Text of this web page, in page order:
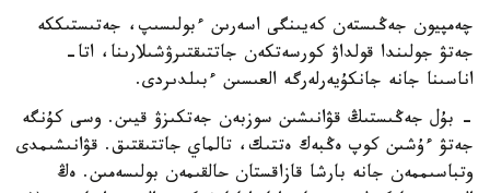
چەمپيون جەڭىستەن كەيىنگى اسەرىن ءبولىسىپ، جەتىستىككە
جەتۋ جولىندا قولداۋ كورسەتكەن جاتتىقتىرۋشىلارىنا، اتا-
اناسىنا جانە جانكۇيەرلەرگە العىسىن ءبىلدىردى.
- بۇل جەڭىستىڭ قۋانىشىن سوزبەن جەتكىزۋ قيىن. وسى كۇنگە
جەتۋ ءۇشىن كوپ ەڭبەك ەتتىك، تالماي جاتتىقتىق. قۋانىشىمدى
وتباسىممەن جانە بارشا قازاقستان حالقىمەن بولىسەمىن. ەڭ